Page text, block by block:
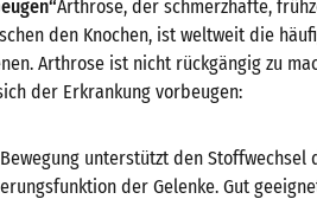
Arthrose, der schmerzhafte,
den Knochen, ist weltweit die
Arthrose ist nicht rückgängig zu
der Erkrankung vorbeugen:
unterstützt den Stoffwechsel
der Gelenke. Gut